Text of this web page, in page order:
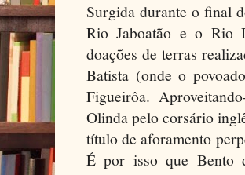
Surgida durante o final
Rio Jaboatão e o Rio
doações de terras
Batista (onde o
Figueirôa.
Olinda pelo corsário
título de aforamento
É por isso que Bento